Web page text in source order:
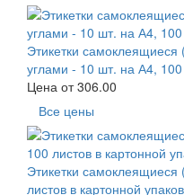
Этикетки
углами - 10 шт. на А4, 100
Цена от306.00
Все цены
Этикетки
листов в картонной